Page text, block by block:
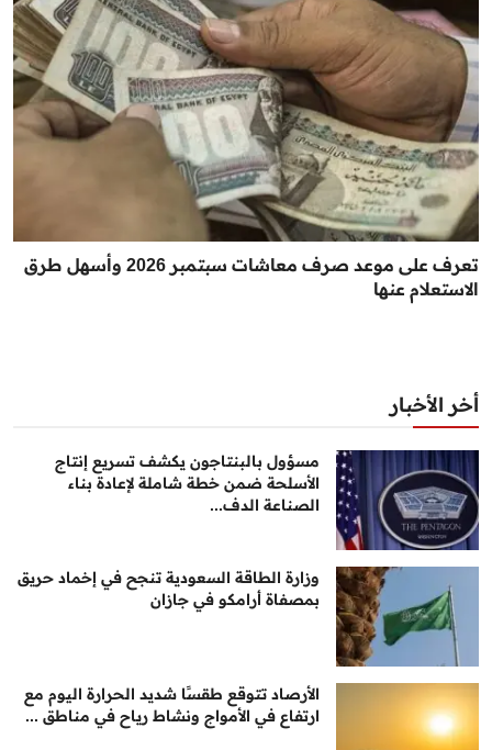
تعرف على موعد صرف معاشات سبتمبر 2026 وأسهل طرق
الاستعلام عنها
أخر الأخبار
مسؤول بالبنتاجون يكشف تسريع إنتاج
الأسلحة ضمن خطة شاملة لإعادة بناء
الصناعة الدف...
وزارة الطاقة السعودية تنجح في إخماد حريق
بمصفاة أرامكو في جازان
الأرصاد تتوقع طقسًا شديد الحرارة اليوم مع
ارتفاع في الأمواج ونشاط رياح في مناطق ...